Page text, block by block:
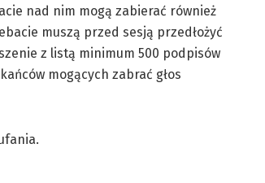
nad nim mogą zabierać również
muszą przed sesją przedłożyć
z listą minimum 500 podpisów
mogących zabrać głos